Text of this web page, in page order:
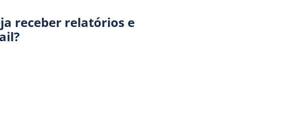
receber relatórios e